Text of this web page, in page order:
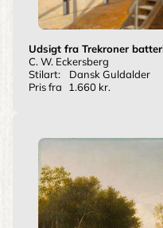
Udsigt fra Trekroner
C. W. Eckersberg
Stilart:
Dansk Guldalder
Pris fra
1.660 kr.